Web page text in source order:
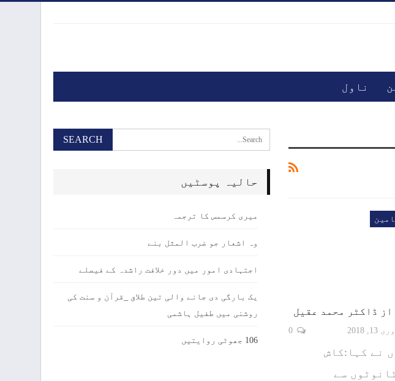
ناول
ڈاکٹر محمد عقیل
2018
نے کہا:کاش
سے
حالیہ پوسٹیں
میری کرسمس کا ترجمہ
وہ اشعار جو ضرب المثل بنے
اجتہادی امور میں دور خلافت راشدہ کے فیصلے
یک بارگی دی جانے والی تین طلاق _قرآن و سنت کی
روشنی میں طفیل ہاشمی
106 جھوٹی روایتیں